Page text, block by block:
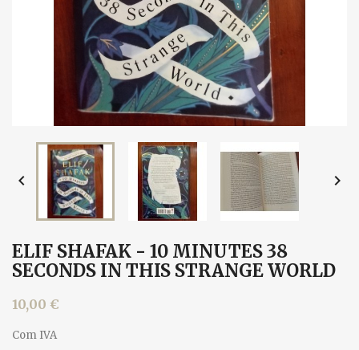
 
ELIF SHAFAK - 10 MINUTES 38
SECONDS IN THIS STRANGE WORLD
10,00 €
Com IVA